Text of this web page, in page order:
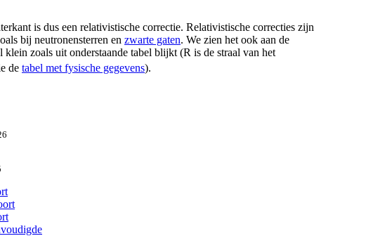
is dus een relativistische correctie. Relativistische correcties zijn
bij neutronensterren en zwarte gaten. We zien het ook aan de
klein zoals uit onderstaande tabel blijkt (R is de straal van het
de tabel met fysische gegevens).